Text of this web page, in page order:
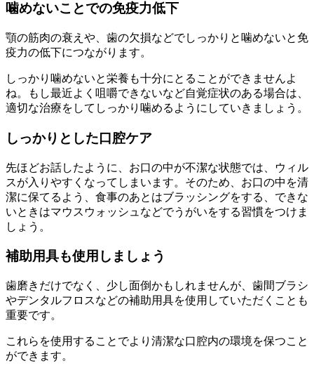
噛めないことでの免疫力低下
顎の筋肉の衰えや、歯の欠損などでしっかりと噛めないと免
疫力の低下につながります。
しっかり噛めないと栄養も十分にとることができませんよ
ね。もし最近よく咀嚼できないなど自覚症状のある場合は、
適切な治療をしてしっかり噛めるようにしていきましょう。
しっかりとした口腔ケア
先ほどお話したように、お口の中が不潔な状態では、ウィル
スが入りやすくなってしまいます。そのため、お口の中を清
潔に保てるよう、食事のあとはブラッシングをする、できな
いときはマウスウォッシュなどでうがいをする習慣をつけま
しょう。
補助用具も使用しましょう
歯磨きだけでなく、少し面倒かもしれませんが、歯間ブラシ
やデンタルフロスなどの補助用具を使用していただくことも
重要です。
これらを使用することでより清潔な口腔内の環境を保つこと
ができます。